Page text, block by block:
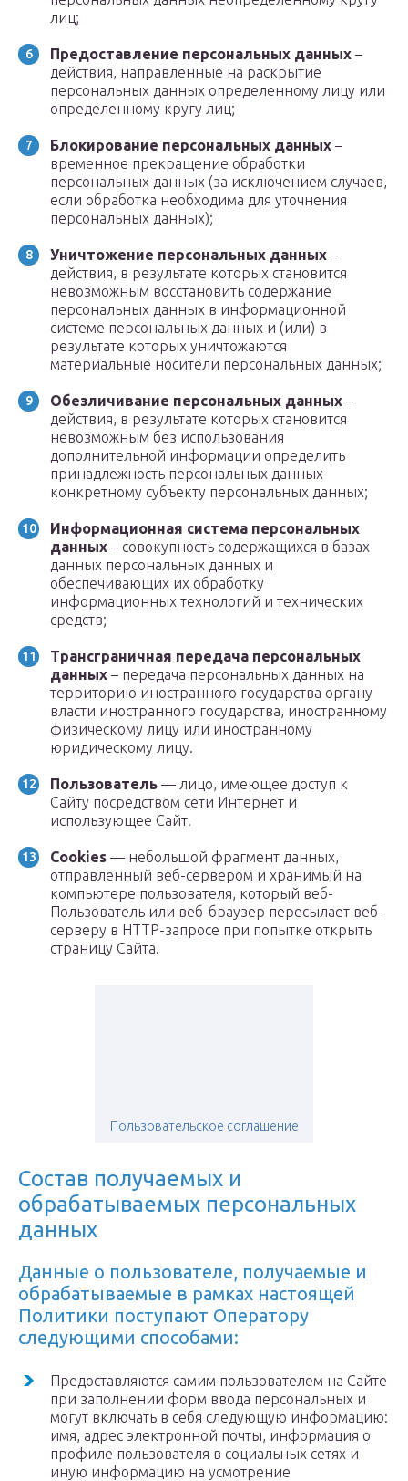
лиц;
Предоставление персональных данных –
действия, направленные на раскрытие
персональных данных определенному лицу или
определенному кругу лиц;
Блокирование персональных данных –
временное прекращение обработки
персональных данных (за исключением случаев,
если обработка необходима для уточнения
персональных данных);
Уничтожение персональных данных –
действия, в результате которых становится
невозможным восстановить содержание
персональных данных в информационной
системе персональных данных и (или) в
результате которых уничтожаются
материальные носители персональных данных;
Обезличивание персональных данных –
действия, в результате которых становится
невозможным без использования
дополнительной информации определить
принадлежность персональных данных
конкретному субъекту персональных данных;
Информационная система персональных
данных – совокупность содержащихся в базах
данных персональных данных и
обеспечивающих их обработку
информационных технологий и технических
средств;
Трансграничная передача персональных
данных – передача персональных данных на
территорию иностранного государства органу
власти иностранного государства, иностранному
физическому лицу или иностранному
юридическому лицу.
Пользователь — лицо, имеющее доступ к
Сайту посредством сети Интернет и
использующее Сайт.
Cookies — небольшой фрагмент данных,
отправленный веб-сервером и хранимый на
компьютере пользователя, который веб-
Пользователь или веб-браузер пересылает веб-
серверу в HTTP-запросе при попытке открыть
страницу Сайта.
Пользовательское соглашение
Состав получаемых и
обрабатываемых персональных
данных
Данные о пользователе, получаемые и
обрабатываемые в рамках настоящей
Политики поступают Оператору
следующими способами:
Предоставляются самим пользователем на Сайте
при заполнении форм ввода персональных и
могут включать в себя следующую информацию:
имя, адрес электронной почты, информация о
профиле пользователя в социальных сетях и
иную информацию на усмотрение